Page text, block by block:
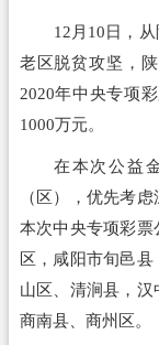
12月10日，
老区脱贫攻坚，
2020年中央专项
1000万元。
在本次公益
（区），优先考
本次中央专项彩票
区，咸阳市旬邑
山区、清涧县，
商南县、商州区。